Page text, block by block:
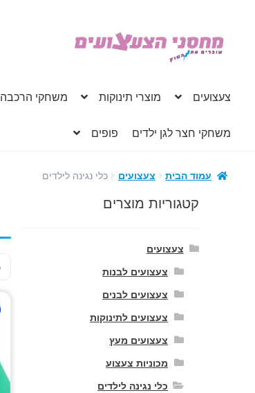
דלג
לניווט
לדלג
לתוכן
צעצועים מוצרי תינוקות משחקי הרכבה
משחקי חצר לגן ילדים פופים
עמוד הבית צעצועים כלי נגינה לילדים
קטגוריות מוצרים
צעצועים
צעצועים לבנות
צעצועים לבנים
צעצועים לתינוקות
צעצועים מעץ
מכוניות צעצוע
כלי נגינה לילדים